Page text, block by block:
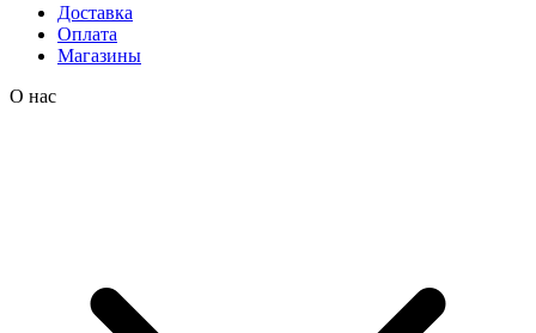
Доставка
Оплата
Магазины
О нас